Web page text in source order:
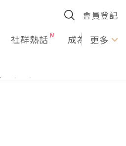
會員登記
社群熱話 成為U更多